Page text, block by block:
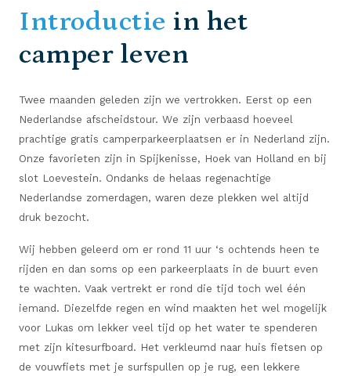
Introductie in het
camper leven
Twee maanden geleden zijn we vertrokken. Eerst op een
Nederlandse afscheidstour. We zijn verbaasd hoeveel
prachtige gratis camperparkeerplaatsen er in Nederland zijn.
Onze favorieten zijn in Spijkenisse, Hoek van Holland en bij
slot Loevestein. Ondanks de helaas regenachtige
Nederlandse zomerdagen, waren deze plekken wel altijd
druk bezocht.
Wij hebben geleerd om er rond 11 uur ‘s ochtends heen te
rijden en dan soms op een parkeerplaats in de buurt even
te wachten. Vaak vertrekt er rond die tijd toch wel één
iemand. Diezelfde regen en wind maakten het wel mogelijk
voor Lukas om lekker veel tijd op het water te spenderen
met zijn kitesurfboard. Het verkleumd naar huis fietsen op
de vouwfiets met je surfspullen op je rug, een lekkere